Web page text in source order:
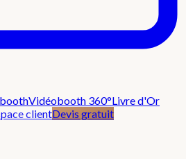
Vidéobooth 360°Livre d'Or
clientDevis gratuit